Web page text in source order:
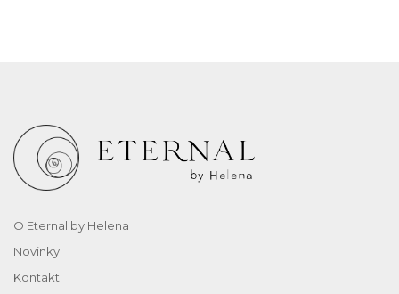
O Eternal by Helena
Novinky
Kontakt